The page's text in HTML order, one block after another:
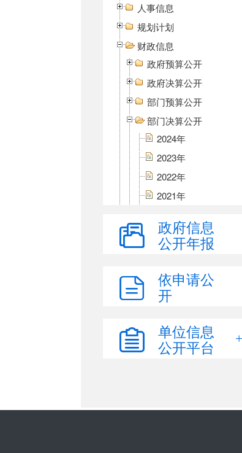
人事信息
规划计划
财政信息
政府预算公开
政府决算公开
部门预算公开
部门决算公开
2024年
2023年
2022年
2021年
2019年
三公经费
财政专项资金
重大建设项目批准和实施领
域公开
政府信息
公开年报
依申请公
开
单位信息
公开平台